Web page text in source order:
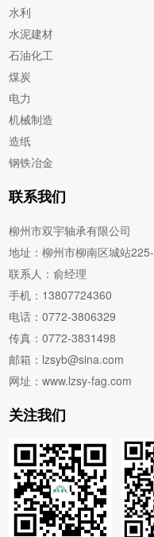
水利
水泥建材
石油化工
煤炭
电力
机械制造
造纸
钢铁冶金
联系我们
柳州市双宇轴承有限公司
地址：柳州市柳南区城站
联系人：俞经理
手机：13807724360
电话：0772-3806329
传真：0772-3831498
邮箱：lzsyb@sina.com
网址：www.lzsy-fag.com
关注我们